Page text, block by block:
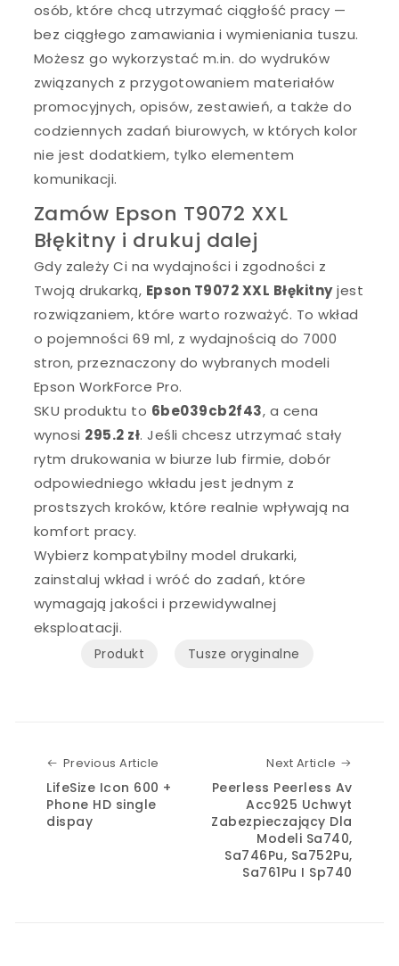
osób, które chcą utrzymać ciągłość pracy —
bez ciągłego zamawiania i wymieniania tuszu.
Możesz go wykorzystać m.in. do wydruków
związanych z przygotowaniem materiałów
promocyjnych, opisów, zestawień, a także do
codziennych zadań biurowych, w których kolor
nie jest dodatkiem, tylko elementem
komunikacji.
Zamów Epson T9072 XXL
Błękitny i drukuj dalej
Gdy zależy Ci na wydajności i zgodności z
Twoją drukarką, Epson T9072 XXL Błękitnyjest
rozwiązaniem, które warto rozważyć. To wkład
o pojemności 69 ml, z wydajnością do 7000
stron, przeznaczony do wybranych modeli
Epson WorkForce Pro.
SKU produktu to 6be039cb2f43, a cena
wynosi 295.2 zł. Jeśli chcesz utrzymać stały
rytm drukowania w biurze lub firmie, dobór
odpowiedniego wkładu jest jednym z
prostszych kroków, które realnie wpływają na
komfort pracy.
Wybierz kompatybilny model drukarki,
zainstaluj wkład i wróć do zadań, które
wymagają jakości i przewidywalnej
eksploatacji.
Produkt Tusze oryginalne
Previous Article
LifeSize Icon 600 +
Phone HD single
dispay
Next Article
Peerless Peerless Av
Acc925 Uchwyt
Zabezpieczający Dla
Modeli Sa740,
Sa746Pu, Sa752Pu,
Sa761Pu I Sp740